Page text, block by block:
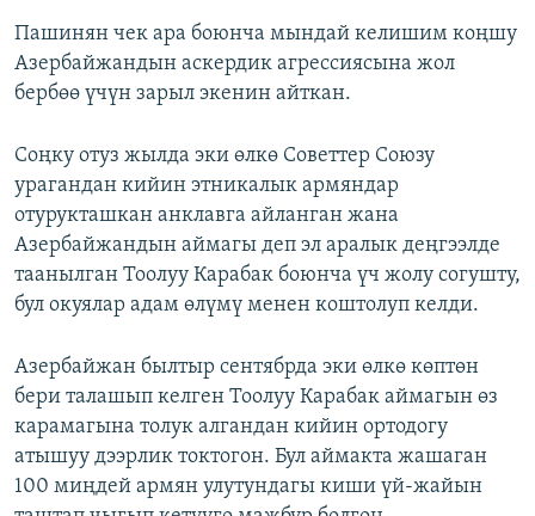
Пашинян чек ара боюнча мындай келишим коңшу
Азербайжандын аскердик агрессиясына жол
бербөө үчүн зарыл экенин айткан.
Соңку отуз жылда эки өлкө Советтер Союзу
урагандан кийин этникалык армяндар
отурукташкан анклавга айланган жана
Азербайжандын аймагы деп эл аралык деңгээлде
таанылган Тоолуу Карабак боюнча үч жолу согушту,
бул окуялар адам өлүмү менен коштолуп келди.
Азербайжан былтыр сентябрда эки өлкө көптөн
бери талашып келген Тоолуу Карабак аймагын өз
карамагына толук алгандан кийин ортодогу
атышуу дээрлик токтогон. Бул аймакта жашаган
100 миңдей армян улутундагы киши үй-жайын